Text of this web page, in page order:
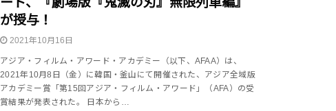
が授与！
2021年10月16日
アジア・フィルム・アワード・アカデミー（以下、AFAA）は、
2021年10月8日（金）に韓国・釜山にて開催された、アジア全域版
アカデミー賞「第15回アジア・フィルム・アワード」（AFA）の受
賞結果が発表された。 日本から…